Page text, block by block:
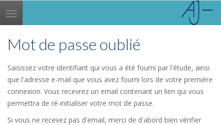
Toggle
navigation
Mot de passe oublié
Saisissez votre identifiant qui vous a été fourni par l'étude, ainsi
que l'adresse e-mail que vous avez fourni lors de votre première
connexion. Vous recevrez un email contenant un lien qui vous
permettra de ré-initialiser votre mot de passe.
Si vous ne recevez pas d'email, merci de d'abord bien vérifier